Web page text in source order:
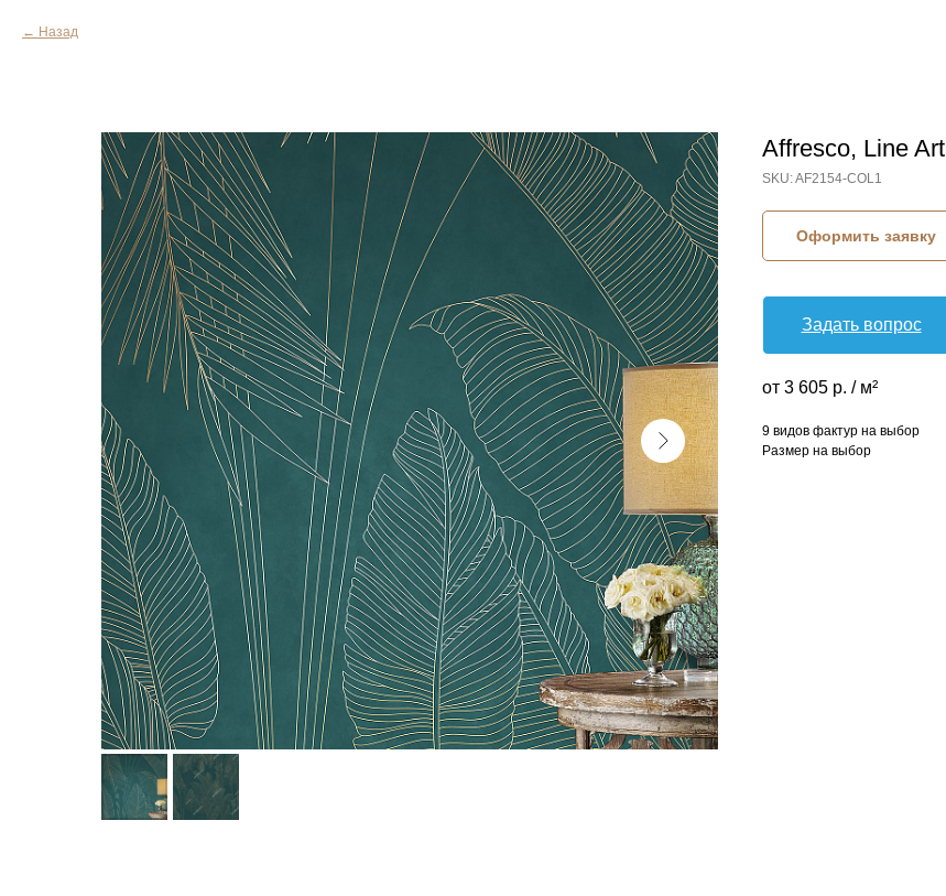
Назад
Affresco, Line Art
SKU:AF2154-COL1
Оформить заявку
Задать вопрос
от 3 605 р. / м²
9 видов фактур на выбор
Размер на выбор